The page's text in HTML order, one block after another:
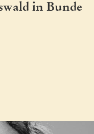
in Bunde